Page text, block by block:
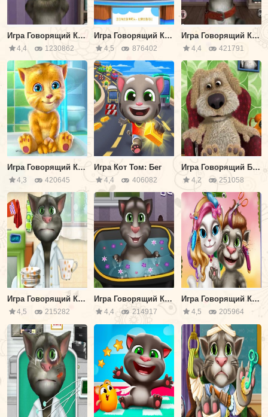
Игра Говорящий Кот Том
4,4 1230862
Игра Говорящий Кот На Телевидениии
4,5 876402
Игра Говорящий Кот: Хэллоуин
4,4 421791
Игра Говорящий Кот Джинджер
4,3 420645
Игра Кот Том: Бег
4,4 406082
Игра Говорящий Бен
4,2 251058
Игра Говорящий Кот: Моет Посуду
4,5 215282
Игра Говорящий Кот Принимает Ванну
4,4 214917
Игра Говорящий Кот: Прически
4,5 205964